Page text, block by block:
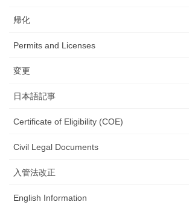
帰化
Permits and Licenses
変更
日本語記事
Certificate of Eligibility (COE)
Civil Legal Documents
入管法改正
English Information